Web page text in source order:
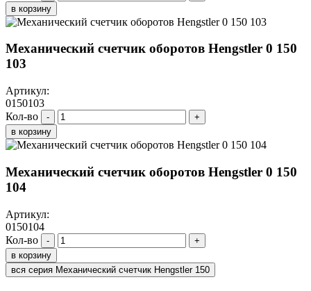
в корзину
Механический счетчик оборотов Hengstler 0 150
103
Артикул:
0150103
Кол-во
-
+
в корзину
Механический счетчик оборотов Hengstler 0 150
104
Артикул:
0150104
Кол-во
-
+
в корзину
вся серия Механический счетчик Hengstler 150